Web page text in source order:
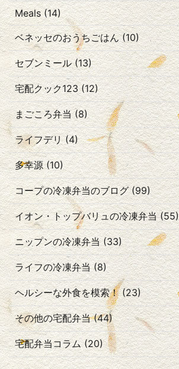
Meals (14)
ベネッセのおうちごはん (10)
セブンミール (13)
宅配クック123 (12)
まごころ弁当 (8)
ライフデリ (4)
多幸源 (10)
コープの冷凍弁当のブログ (99)
イオン・トップバリュの冷凍弁当 (55)
ニップンの冷凍弁当 (33)
ライフの冷凍弁当 (8)
ヘルシーな外食を模索！ (23)
その他の宅配弁当 (44)
宅配弁当コラム (20)